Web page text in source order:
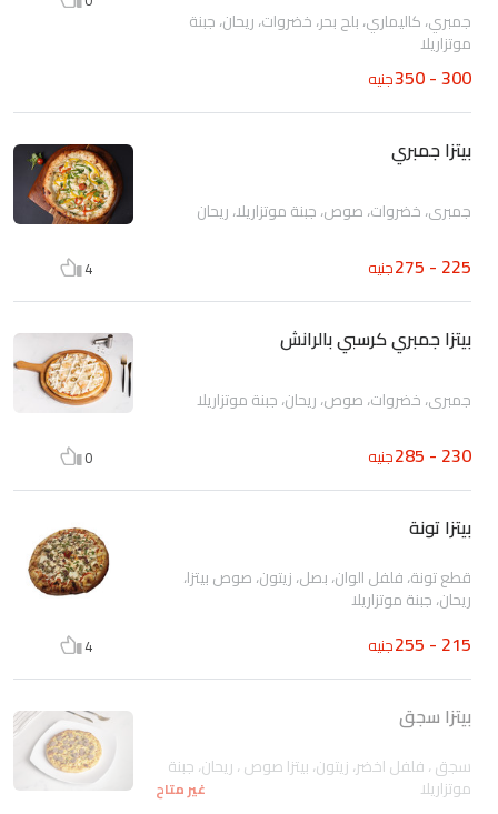
جمبري، كاليماري، بلح بحر، خضروات، ريحان، جبنة
موتزاريلا
300 - 350 جنيه
بيتزا جمبري
جمبري، خضروات، صوص، جبنة موتزاريلا، ريحان
225 - 275 جنيه 4
بيتزا جمبري كرسبي بالرانش
جمبري، خضروات، صوص، ريحان، جبنة موتزاريلا
230 - 285 جنيه 0
بيتزا تونة
قطع تونة، فلفل الوان، بصل، زيتون، صوص بيتزا،
ريحان، جبنة موتزاريلا
215 - 255 جنيه 4
بيتزا سجق
سجق ، فلفل اخضر، زيتون، بيتزا صوص ، ريحان، جبنة
موتزاريلا غير متاح